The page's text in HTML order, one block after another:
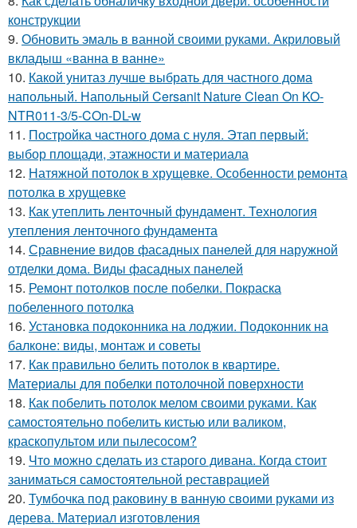
конструкции
9. Обновить эмаль в ванной своими руками. Акриловый
вкладыш «ванна в ванне»
10. Какой унитаз лучше выбрать для частного дома
напольный. Напольный Cersanit Nature Clean On KO-
NTR011-3/5-COn-DL-w
11. Постройка частного дома с нуля. Этап первый:
выбор площади, этажности и материала
12. Натяжной потолок в хрущевке. Особенности ремонта
потолка в хрущевке
13. Как утеплить ленточный фундамент. Технология
утепления ленточного фундамента
14. Сравнение видов фасадных панелей для наружной
отделки дома. Виды фасадных панелей
15. Ремонт потолков после побелки. Покраска
побеленного потолка
16. Установка подоконника на лоджии. Подоконник на
балконе: виды, монтаж и советы
17. Как правильно белить потолок в квартире.
Материалы для побелки потолочной поверхности
18. Как побелить потолок мелом своими руками. Как
самостоятельно побелить кистью или валиком,
краскопультом или пылесосом?
19. Что можно сделать из старого дивана. Когда стоит
заниматься самостоятельной реставрацией
20. Тумбочка под раковину в ванную своими руками из
дерева. Материал изготовления